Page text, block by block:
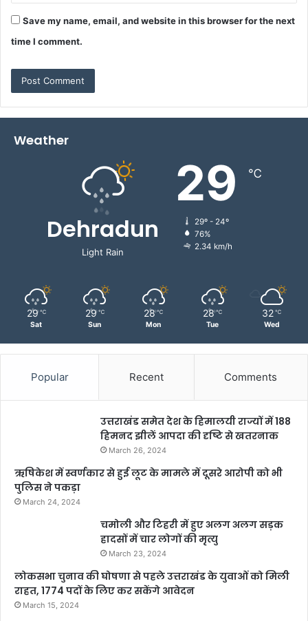
Save my name, email, and website in this browser for the next
time I comment.
Weather
Dehradun
Light Rain
29 ℃
29º - 24º
76%
2.34 km/h
29 ℃
Sat
29 ℃
Sun
28 ℃
Mon
28 ℃
Tue
32 ℃
Wed
Popular Recent Comments
उत्तराखंड समेत देश के हिमालयी राज्यों में 188
हिमनद झीलें आपदा की दृष्टि से खतरनाक
March 26, 2024
ऋषिकेश में स्वर्णकार से हुई लूट के मामले में दूसरे आरोपी को भी
पुलिस ने पकड़ा
March 24, 2024
चमोली और टिहरी में हुए अलग अलग सड़क
हादसों में चार लोगों की मृत्यु
March 23, 2024
लोकसभा चुनाव की घोषणा से पहले उत्तराखंड के युवाओं को मिली
राहत, 1774 पदों के लिए कर सकेंगे आवेदन
March 15, 2024